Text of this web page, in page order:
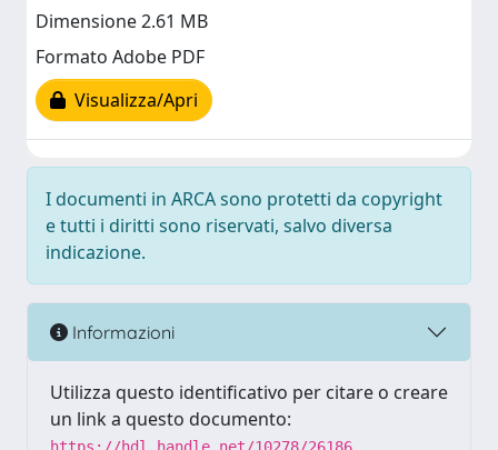
Dimensione 2.61 MB
Formato Adobe PDF
Visualizza/Apri
I documenti in ARCA sono protetti da copyright
e tutti i diritti sono riservati, salvo diversa
indicazione.
Informazioni
Utilizza questo identificativo per citare o creare
un link a questo documento: